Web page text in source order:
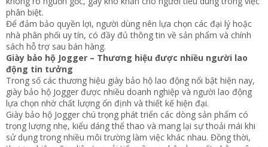
phân biệt.
Để đảm bảo quyền lợi, người dùng nên lựa chọn các đại lý hoặc
nhà phân phối uy tín, có đầy đủ thông tin về sản phẩm và chính
sách hỗ trợ sau bán hàng.
Giày bảo hộ Jogger – Thương hiệu được nhiều người lao
động tin tưởng
Trong số các thương hiệu giày bảo hộ lao động nổi bật hiện nay,
giày bảo hộ Jogger được nhiều doanh nghiệp và người lao động
lựa chọn nhờ chất lượng ổn định và thiết kế hiện đại.
Giày bảo hộ Jogger chú trọng phát triển các dòng sản phẩm có
trọng lượng nhẹ, kiểu dáng thể thao và mang lại sự thoải mái khi
sử dụng trong nhiều môi trường làm việc khác nhau. Đồng thời,